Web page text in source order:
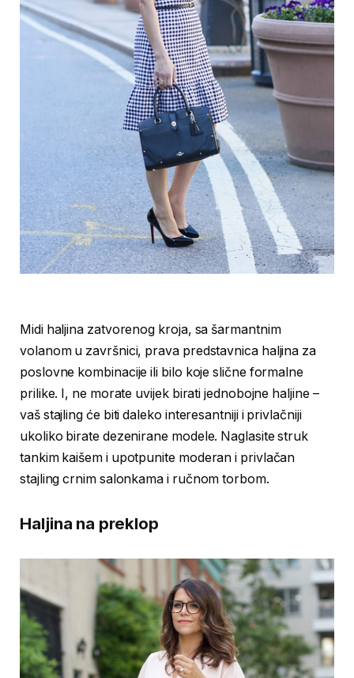
Midi haljina zatvorenog kroja, sa šarmantnim
volanom u završnici, prava predstavnica haljina za
poslovne kombinacije ili bilo koje slične formalne
prilike. I, ne morate uvijek birati jednobojne haljine –
vaš stajling će biti daleko interesantniji i privlačniji
ukoliko birate dezenirane modele. Naglasite struk
tankim kaišem i upotpunite moderan i privlačan
stajling crnim salonkama i ručnom torbom.
Haljina na preklop